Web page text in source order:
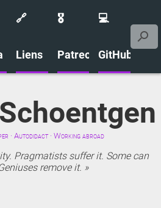
🔗
Liens
🎖️
Patreon
💻
GitHub
Schoentgen
· Autodidact · Working abroad
Pragmatists suffer it. Some can
remove it.